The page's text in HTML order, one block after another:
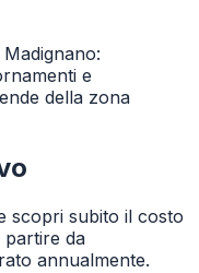
e
della zona
scopri subito il costo
partire da
annualmente.